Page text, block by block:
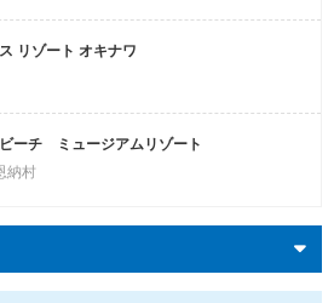
リゾート オキナワ
ーチ ミュージアムリゾート
納村